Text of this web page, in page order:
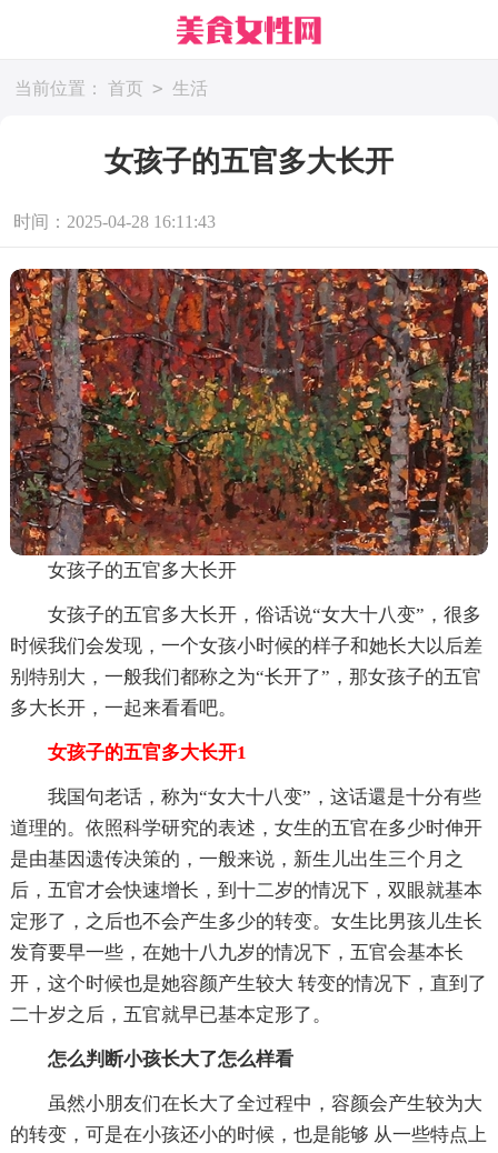
当前位置： 首页 > 生活
女孩子的五官多大长开
时间：2025-04-28 16:11:43
女孩子的五官多大长开
女孩子的五官多大长开，俗话说“女大十八变”，很多
时候我们会发现，一个女孩小时候的样子和她长大以后差
别特别大，一般我们都称之为“长开了”，那女孩子的五官
多大长开，一起来看看吧。
女孩子的五官多大长开1
我国句老话，称为“女大十八变”，这话還是十分有些
道理的。依照科学研究的表述，女生的五官在多少时伸开
是由基因遗传决策的，一般来说，新生儿出生三个月之
后，五官才会快速增长，到十二岁的情况下，双眼就基本
定形了，之后也不会产生多少的转变。女生比男孩儿生长
发育要早一些，在她十八九岁的情况下，五官会基本长
开，这个时候也是她容颜产生较大 转变的情况下，直到了
二十岁之后，五官就早已基本定形了。
怎么判断小孩长大了怎么样看
虽然小朋友们在长大了全过程中，容颜会产生较为大
的转变，可是在小孩还小的时候，也是能够 从一些特点上